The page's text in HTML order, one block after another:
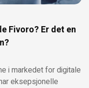
Fivoro? Er det en
i markedet for digitale
eksepsjonelle